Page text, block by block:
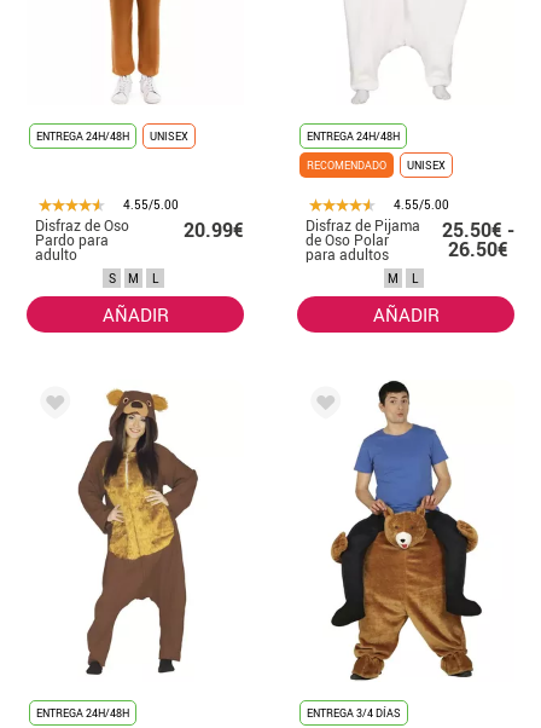
ENTREGA 24H/48H UNISEX
4.55/5.00
Disfraz de Oso
Pardo para
adulto
20.99€
S M L
AÑADIR
ENTREGA 24H/48H
RECOMENDADO
UNISEX
4.55/5.00
Disfraz de Pijama
de Oso Polar
para adultos
25.50€ -
26.50€
M L
AÑADIR
ENTREGA 24H/48H
ENTREGA 3/4 DÍAS